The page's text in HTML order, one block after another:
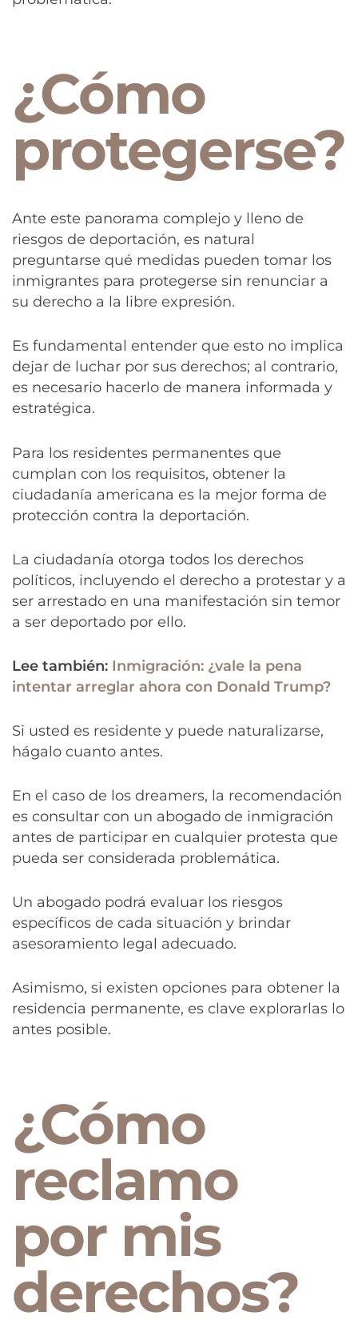
¿Cómo
protegerse?
Ante este panorama complejo y lleno de
riesgos de deportación, es natural
preguntarse qué medidas pueden tomar los
inmigrantes para protegerse sin renunciar a
su derecho a la libre expresión.
Es fundamental entender que esto no implica
dejar de luchar por sus derechos; al contrario,
es necesario hacerlo de manera informada y
estratégica.
Para los residentes permanentes que
cumplan con los requisitos, obtener la
ciudadanía americana es la mejor forma de
protección contra la deportación.
La ciudadanía otorga todos los derechos
políticos, incluyendo el derecho a protestar y a
ser arrestado en una manifestación sin temor
a ser deportado por ello.
Lee también: Inmigración: ¿vale la pena
intentar arreglar ahora con Donald Trump?
Si usted es residente y puede naturalizarse,
hágalo cuanto antes.
En el caso de los dreamers, la recomendación
es consultar con un abogado de inmigración
antes de participar en cualquier protesta que
pueda ser considerada problemática.
Un abogado podrá evaluar los riesgos
específicos de cada situación y brindar
asesoramiento legal adecuado.
Asimismo, si existen opciones para obtener la
residencia permanente, es clave explorarlas lo
antes posible.
¿Cómo
reclamo
por mis
derechos?